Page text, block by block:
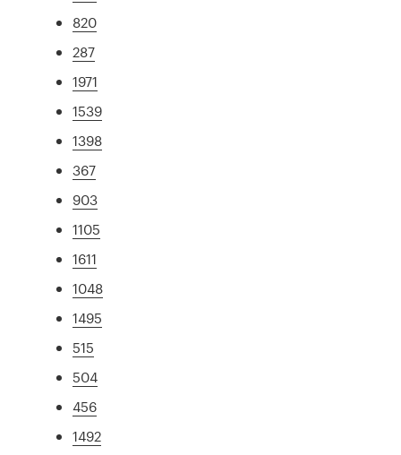
820
287
1971
1539
1398
367
903
1105
1611
1048
1495
515
504
456
1492